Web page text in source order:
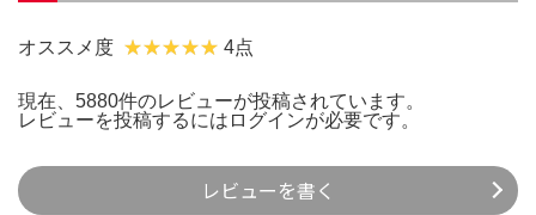
オススメ度 4点
現在、5880件のレビューが投稿されています。
レビューを投稿するには ログインが必要です。
レビューを書く